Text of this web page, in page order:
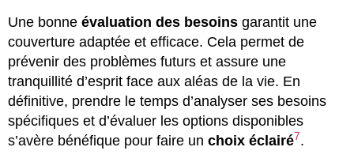
Une bonne évaluation des besoins garantit une
couverture adaptée et efficace. Cela permet de
prévenir des problèmes futurs et assure une
tranquillité d’esprit face aux aléas de la vie. En
définitive, prendre le temps d’analyser ses besoins
spécifiques et d’évaluer les options disponibles
s’avère bénéfique pour faire un choix éclairé7.